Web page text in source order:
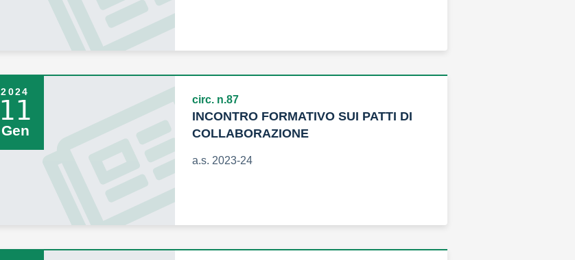
2024
11
Gen
circ. n.87
INCONTRO FORMATIVO SUI PATTI DI
COLLABORAZIONE
a.s. 2023-24